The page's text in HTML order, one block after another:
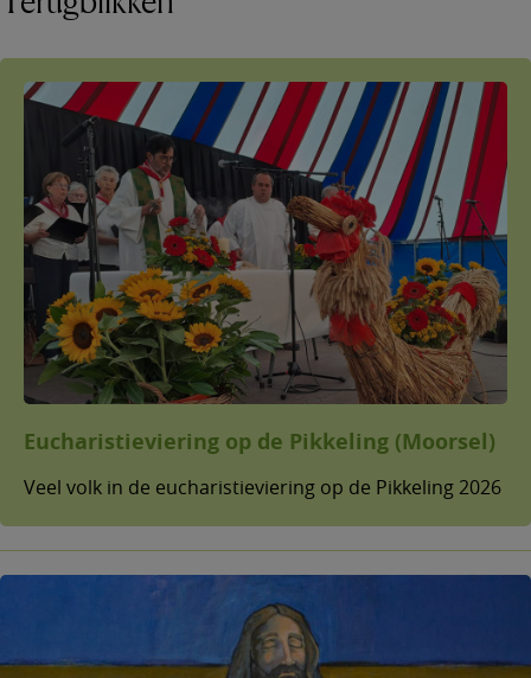
Eucharistieviering op de Pikkeling (Moorsel)
Veel volk in de eucharistieviering op de Pikkeling 2026